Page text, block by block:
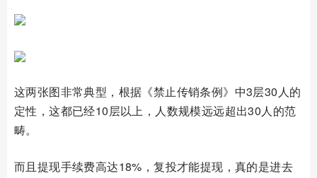
这两张图非常典型，根据《禁止传销条例》中3层30人的
定性，这都已经10层以上，人数规模远远超出30人的范
畴。
而且提现手续费高达18%，复投才能提现，真的是进去